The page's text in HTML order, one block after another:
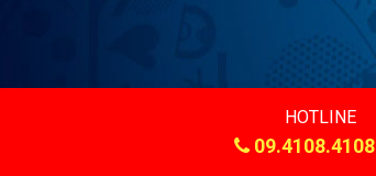
HOTLINE
09.4108.4108